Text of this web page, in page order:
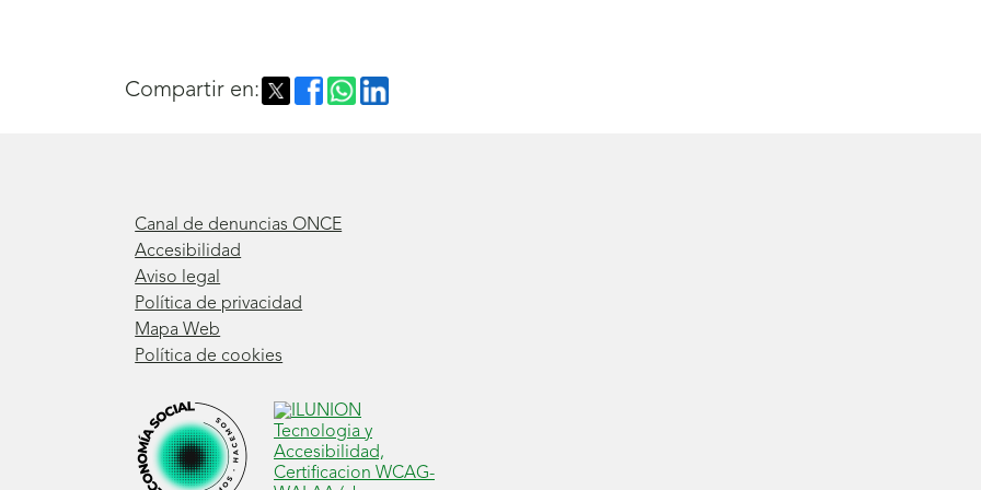
Compartir en:
Canal de denuncias ONCE
Accesibilidad
Aviso legal
Política de privacidad
Mapa Web
Política de cookies